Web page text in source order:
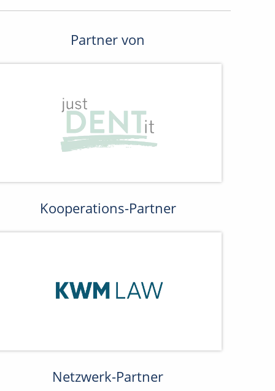
Partner von
Kooperations-Partner
Netzwerk-Partner